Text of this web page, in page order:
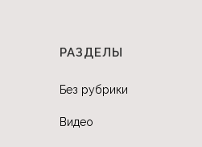
РАЗДЕЛЫ
Без рубрики
Видео